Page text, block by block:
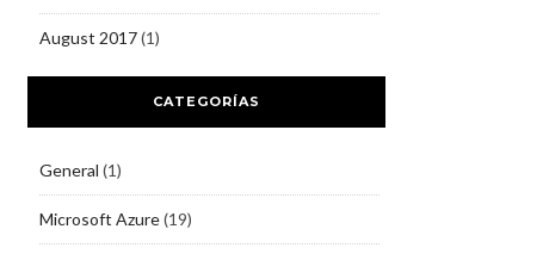
August 2017(1)
CATEGORÍAS
General (1)
Microsoft Azure(19)